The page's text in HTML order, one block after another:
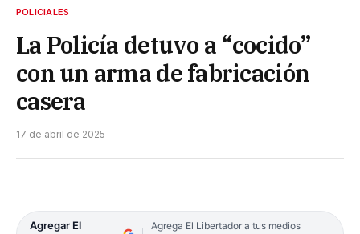
POLICIALES
La Policía detuvo a “cocido”
con un arma de fabricación
casera
17 de abril de 2025
Agregar El
Agrega El Libertador a tus medios